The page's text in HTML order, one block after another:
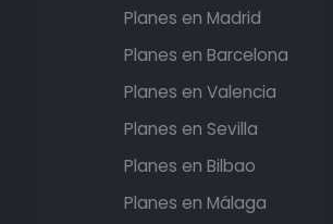
Planes en Madrid
Planes en Barcelona
Planes en Valencia
Planes en Sevilla
Planes en Bilbao
Planes en Málaga